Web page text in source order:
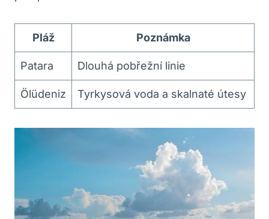
Pláž Poznámka
Patara Dlouhá pobřežní linie
Ölüdeniz Tyrkysová voda a skalnaté ‍útesy